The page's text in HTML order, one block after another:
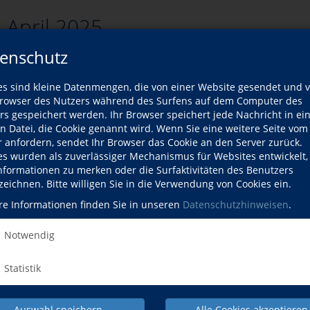
sind kleine Datenmengen, die von einer Website gesendet und
des Nutzers während des Surfens auf dem Computer des
gespeichert werden. Ihr Browser speichert jede Nachricht in
Datei, die Cookie genannt wird. Wenn Sie eine weitere Seite vom
anfordern, sendet Ihr Browser das Cookie an den Server zurück.
wurden als zuverlässiger Mechanismus für Websites
zu merken oder die Surfaktivitäten des Benutzers
Bitte willigen Sie in die Verwendung von Cookies ein.
Informationen finden Sie in unseren Datenschutzhinweisen.
Notwendig
Statistik
April 2025
zurück
Kurse